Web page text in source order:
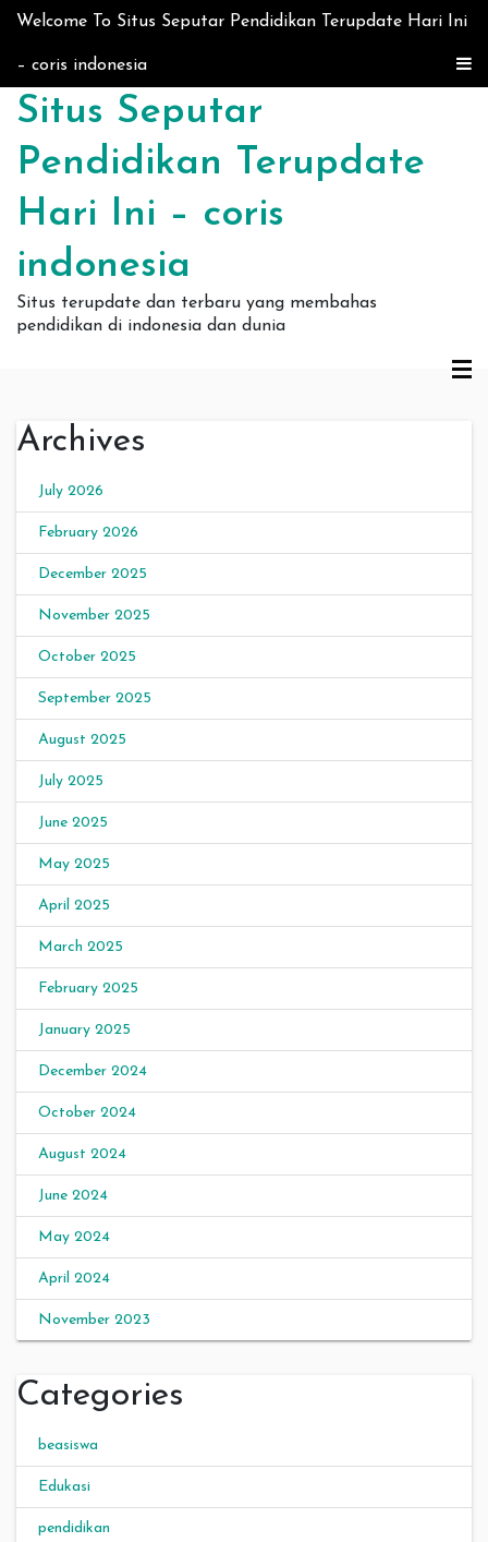
Skip to content
Welcome To Situs Seputar Pendidikan Terupdate Hari Ini
– coris indonesia
Situs Seputar
Pendidikan Terupdate
Hari Ini – coris
indonesia
Situs terupdate dan terbaru yang membahas
pendidikan di indonesia dan dunia
Archives
July 2026
February 2026
December 2025
November 2025
October 2025
September 2025
August 2025
July 2025
June 2025
May 2025
April 2025
March 2025
February 2025
January 2025
December 2024
October 2024
August 2024
June 2024
May 2024
April 2024
November 2023
Categories
beasiswa
Edukasi
pendidikan